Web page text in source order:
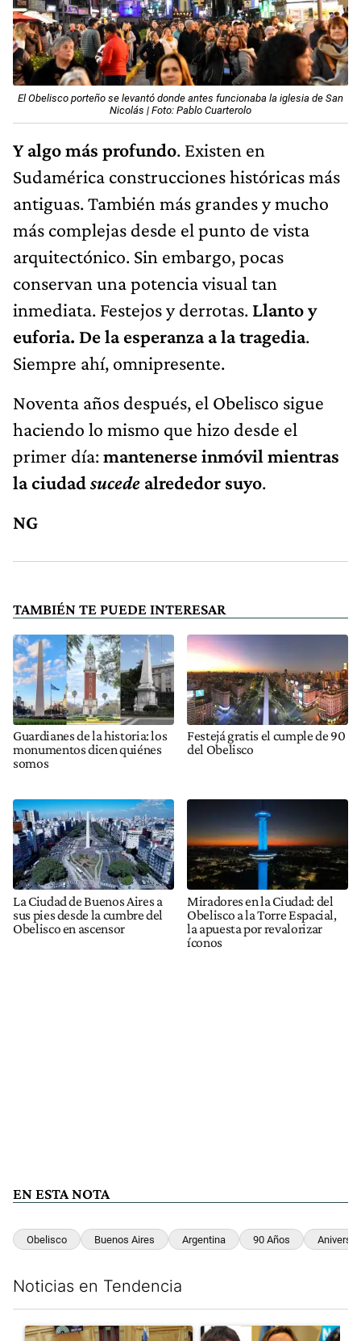
El Obelisco porteño se levantó donde antes funcionaba la iglesia de San
Nicolás | Foto: Pablo Cuarterolo
Y algo más profundo. Existen en
Sudamérica construcciones históricas más
antiguas. También más grandes y mucho
más complejas desde el punto de vista
arquitectónico. Sin embargo, pocas
conservan una potencia visual tan
inmediata. Festejos y derrotas. Llanto y
euforia. De la esperanza a la tragedia.
Siempre ahí, omnipresente.
Noventa años después, el Obelisco sigue
haciendo lo mismo que hizo desde el
primer día:mantenerse inmóvil mientras
la ciudadsucede alrededor suyo.
NG
TAMBIÉN TE PUEDE INTERESAR
Guardianes de la historia: los
monumentos dicen quiénes
somos
Festejá gratis el cumple de 90
del Obelisco
La Ciudad de Buenos Aires a
sus pies desde la cumbre del
Obelisco en ascensor
Miradores en la Ciudad: del
Obelisco a la Torre Espacial,
la apuesta por revalorizar
íconos
EN ESTA NOTA
Obelisco Buenos Aires Argentina 90 Años
Noticias en Tendencia
Un artículo de tendencia con el título "Qué queda de la ley de
Un artículo de tendencia con